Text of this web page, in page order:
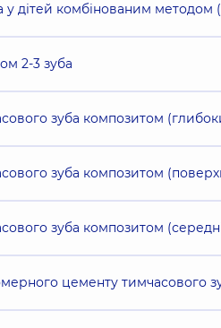
у дітей комбінованим методом
2-3 зуба
зуба композитом
зуба композитом
зуба композитом
цементу тимчасового